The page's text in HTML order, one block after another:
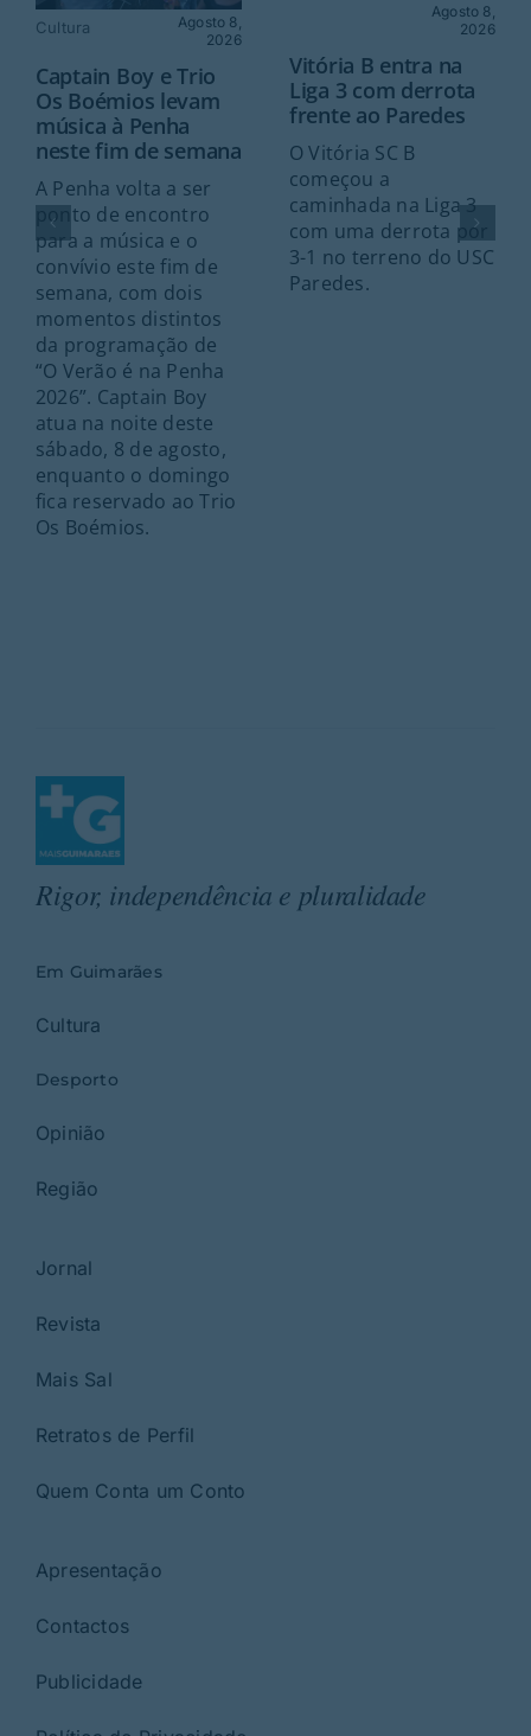
Cultura
Agosto 8,
2026
Captain Boy e Trio
Os Boémios levam
música à Penha
neste fim de semana
A Penha volta a ser
ponto de encontro
para a música e o
convívio este fim de
semana, com dois
momentos distintos
da programação de
“O Verão é na Penha
2026”. Captain Boy
atua na noite deste
sábado, 8 de agosto,
enquanto o domingo
fica reservado ao Trio
Os Boémios.
Agosto 8,
2026
Vitória B entra na
Liga 3 com derrota
frente ao Paredes
O Vitória SC B
começou a
caminhada na Liga 3
com uma derrota por
3-1 no terreno do USC
Paredes.
Rigor, independência e pluralidade
Em Guimarães
Cultura
Desporto
Opinião
Região
Jornal
Revista
Mais Sal
Retratos de Perfil
Quem Conta um Conto
Apresentação
Contactos
Publicidade